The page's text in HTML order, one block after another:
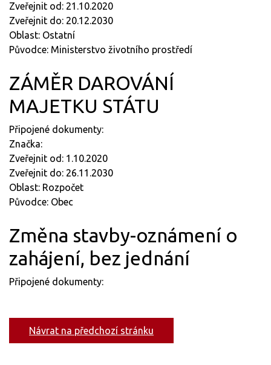
Zveřejnit od: 21.10.2020
Zveřejnit do: 20.12.2030
Oblast: Ostatní
Původce: Ministerstvo životního prostředí
ZÁMĚR DAROVÁNÍ
MAJETKU STÁTU
Připojené dokumenty:
Značka:
Zveřejnit od: 1.10.2020
Zveřejnit do: 26.11.2030
Oblast: Rozpočet
Původce: Obec
Změna stavby-oznámení o
zahájení, bez jednání
Připojené dokumenty:
Návrat na předchozí stránku